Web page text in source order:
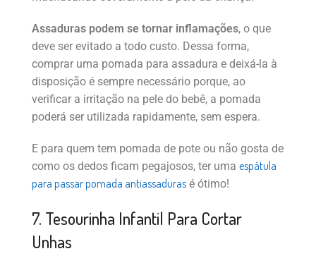
Assaduras podem se tornar inflamações, o que
deve ser evitado a todo custo. Dessa forma,
comprar uma pomada para assadura e deixá-la à
disposição é sempre necessário porque, ao
verificar a irritação na pele do bebê, a pomada
poderá ser utilizada rapidamente, sem espera.
E para quem tem pomada de pote ou não gosta de
como os dedos ficam pegajosos, ter uma espátula
para passar pomada antiassaduras é ótimo!
7. Tesourinha Infantil Para Cortar
Unhas